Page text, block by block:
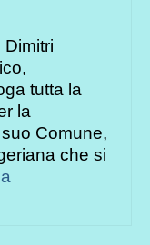
tutta la
la
Comune,
che si